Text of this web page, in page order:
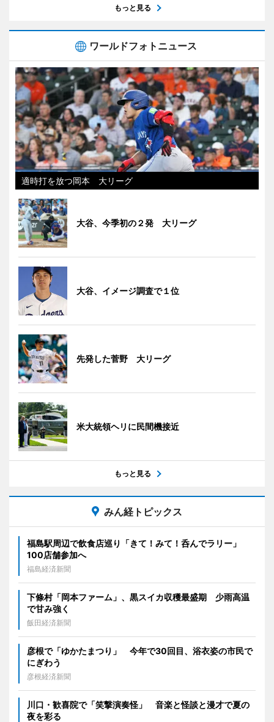
もっと見る
ワールドフォトニュース
適時打を放つ岡本 大リーグ
大谷、今季初の２発 大リーグ
大谷、イメージ調査で１位
先発した菅野 大リーグ
米大統領ヘリに民間機接近
もっと見る
みん経トピックス
福島駅周辺で飲食店巡り「きて！みて！呑んでラリー」
100店舗参加へ
福島経済新聞
下條村「岡本ファーム」、黒スイカ収穫最盛期 少雨高温
で甘み強く
飯田経済新聞
彦根で「ゆかたまつり」 今年で30回目、浴衣姿の市民で
にぎわう
彦根経済新聞
川口・歓喜院で「笑撃演奏怪」 音楽と怪談と漫才で夏の
夜を彩る